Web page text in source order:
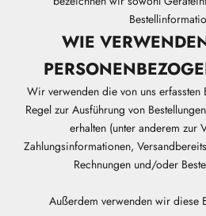
WIE
Wir verwenden die von uns
Regel zur Ausführung von
erhalten (unter anderem zur
Zahlungsinformationen,
Rechnungen und/oder
Außerdem verwenden wir diese